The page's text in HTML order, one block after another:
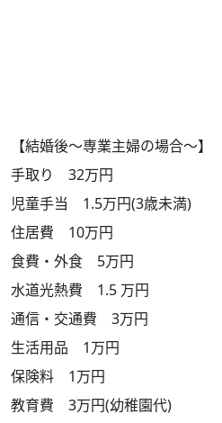
【結婚後～専業主婦の場合～】
手取り 32万円
児童手当 1.5万円(3歳未満)
住居費 10万円
食費・外食 5万円
水道光熱費 1.5 万円
通信・交通費 3万円
生活用品 1万円
保険料 1万円
教育費 3万円(幼稚園代)